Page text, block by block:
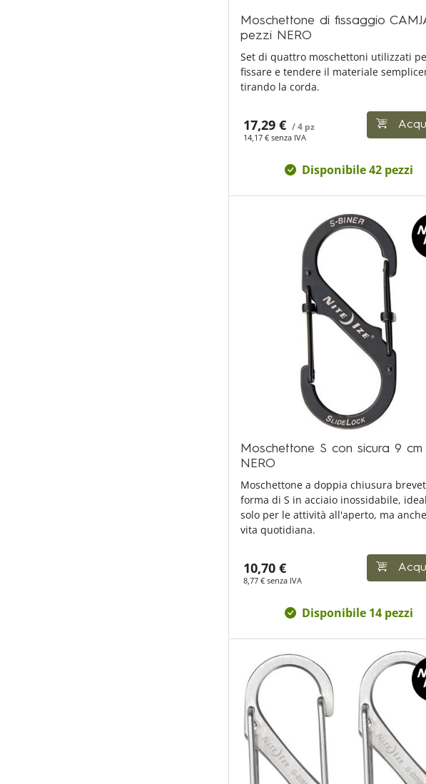
Moschettone di fissaggio
pezzi NERO
Set di quattro moschettoni utilizzati
fissare e tendere il materiale
tirando la corda.
17,29 € / 4 pz
14,17 € senza IVA
Disponibile 42 pezzi
Moschettone S con sicura 9 cm
NERO
Moschettone a doppia chiusura
forma di S in acciaio inossidabile,
solo per le attività all'aperto, ma
vita quotidiana.
10,70 €
8,77 € senza IVA
Disponibile 14 pezzi